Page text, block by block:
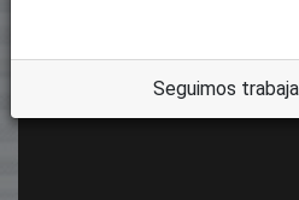
Seguimos